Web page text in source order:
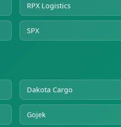
RPX Logistics
SPX
Dakota Cargo
Gojek